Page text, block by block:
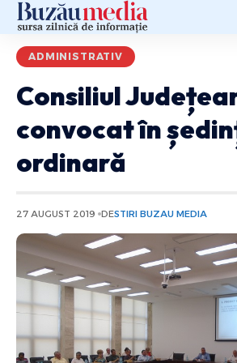
ADMINISTRATIV
Consiliul
convocat în
ordinară
27 AUGUST 2019 DESTIRI BUZAU MEDIA